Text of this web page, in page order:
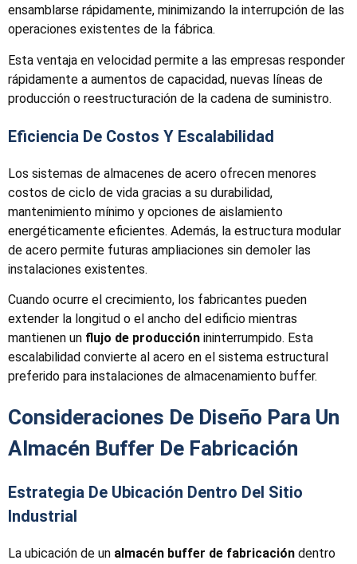
ensamblarse rápidamente, minimizando la interrupción de las
operaciones existentes de la fábrica.
Esta ventaja en velocidad permite a las empresas responder
rápidamente a aumentos de capacidad, nuevas líneas de
producción o reestructuración de la cadena de suministro.
Eficiencia De Costos Y Escalabilidad
Los sistemas de almacenes de acero ofrecen menores
costos de ciclo de vida gracias a su durabilidad,
mantenimiento mínimo y opciones de aislamiento
energéticamente eficientes. Además, la estructura modular
de acero permite futuras ampliaciones sin demoler las
instalaciones existentes.
Cuando ocurre el crecimiento, los fabricantes pueden
extender la longitud o el ancho del edificio mientras
mantienen un flujo de producción ininterrumpido. Esta
escalabilidad convierte al acero en el sistema estructural
preferido para instalaciones de almacenamiento buffer.
Consideraciones De Diseño Para Un
Almacén Buffer De Fabricación
Estrategia De Ubicación Dentro Del Sitio
Industrial
La ubicación de un almacén buffer de fabricación dentro